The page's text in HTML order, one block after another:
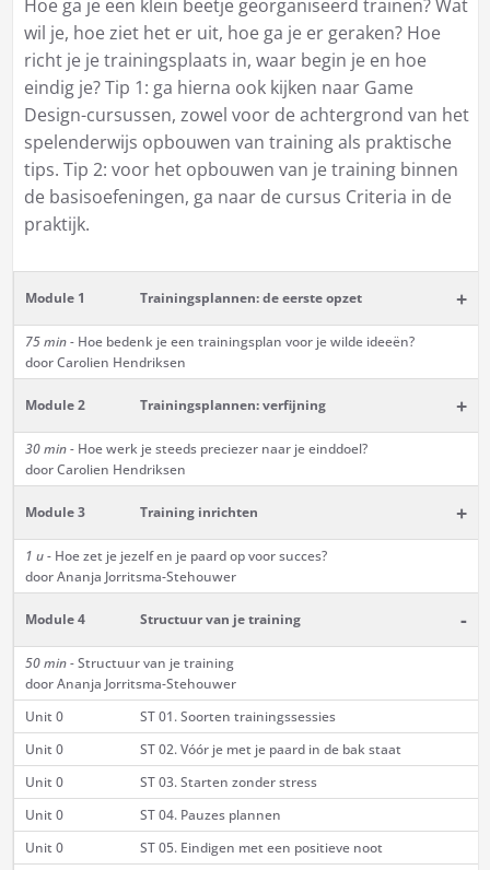
Hoe ga je een klein beetje georganiseerd trainen? Wat
wil je, hoe ziet het er uit, hoe ga je er geraken? Hoe
richt je je trainingsplaats in, waar begin je en hoe
eindig je? Tip 1: ga hierna ook kijken naar Game
Design-cursussen, zowel voor de achtergrond van het
spelenderwijs opbouwen van training als praktische
tips. Tip 2: voor het opbouwen van je training binnen
de basisoefeningen, ga naar de cursus Criteria in de
praktijk.
Module 1 Trainingsplannen: de eerste opzet +
75 min -Hoe bedenk je een trainingsplan voor je wilde ideeën?
door Carolien Hendriksen
Module 2 Trainingsplannen: verfijning +
30 min -Hoe werk je steeds preciezer naar je einddoel?
door Carolien Hendriksen
Module 3 Training inrichten +
1 u -Hoe zet je jezelf en je paard op voor succes?
door Ananja Jorritsma-Stehouwer
Module 4 Structuur van je training -
50 min -Structuur van je training
door Ananja Jorritsma-Stehouwer
Unit 0
ST 01. Soorten trainingssessies
Unit 0
ST 02. Vóór je met je paard in de bak staat
Unit 0
ST 03. Starten zonder stress
Unit 0
ST 04. Pauzes plannen
Unit 0
ST 05. Eindigen met een positieve noot